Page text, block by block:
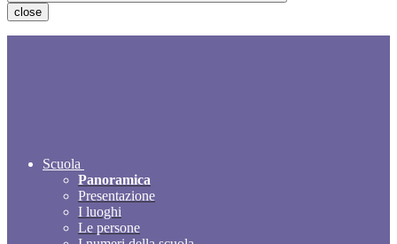
close
Scuola
Panoramica
Presentazione
I luoghi
Le persone